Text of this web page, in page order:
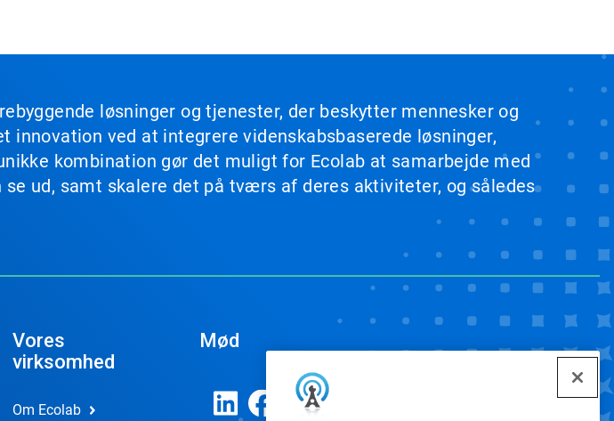
løsninger og tjenester, der beskytter mennesker og
ved at integrere videnskabsbaserede løsninger,
kombination gør det muligt for Ecolab at samarbejde med
ud, samt skalere det på tværs af deres aktiviteter, og således
Vores
virksomhed
Om Ecolab
Mød